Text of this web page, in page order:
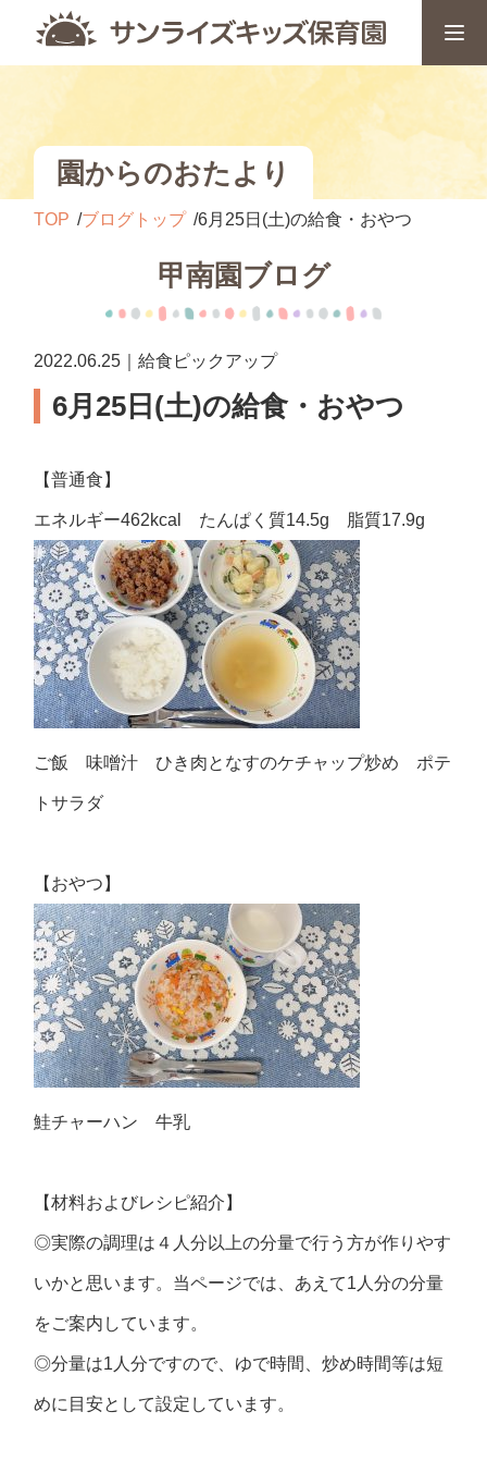
園からのおたより
TOP ブログトップ 6月25日(土)の給食・おやつ
甲南園ブログ
2022.06.25｜給食ピックアップ
6月25日(土)の給食・おやつ
【普通食】
エネルギー462kcal たんぱく質14.5g 脂質17.9g
ご飯 味噌汁 ひき肉となすのケチャップ炒め ポテ
トサラダ
【おやつ】
鮭チャーハン 牛乳
【材料およびレシピ紹介】
◎実際の調理は４人分以上の分量で行う方が作りやす
いかと思います。当ページでは、あえて1人分の分量
をご案内しています。
◎分量は1人分ですので、ゆで時間、炒め時間等は短
めに目安として設定しています。